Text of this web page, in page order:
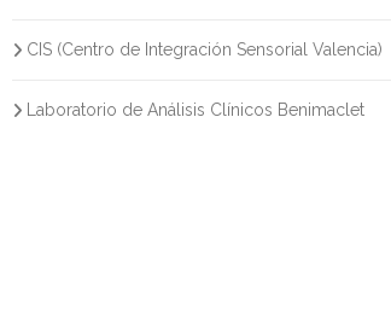
CIS (Centro de Integración Sensorial Valencia)
Laboratorio de Análisis Clínicos Benimaclet